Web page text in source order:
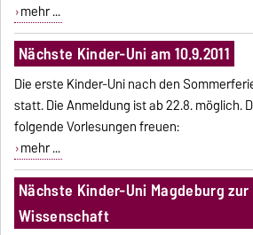
mehr ...
Nächste Kinder-Uni am 10.9.2011
Die erste Kinder-Uni nach den
statt. Die Anmeldung ist ab 22.8. möglich.
folgende Vorlesungen freuen:
mehr ...
Nächste Kinder-Uni Magdeburg
Wissenschaft